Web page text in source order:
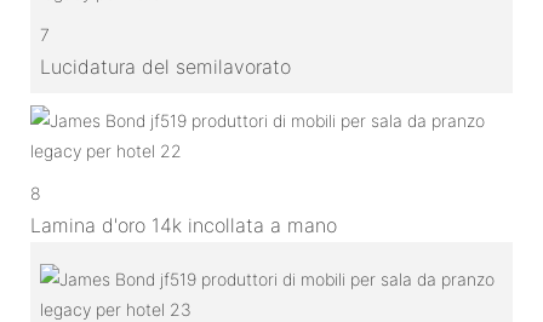
7
Lucidatura del semilavorato
8
Lamina d'oro 14k incollata a mano